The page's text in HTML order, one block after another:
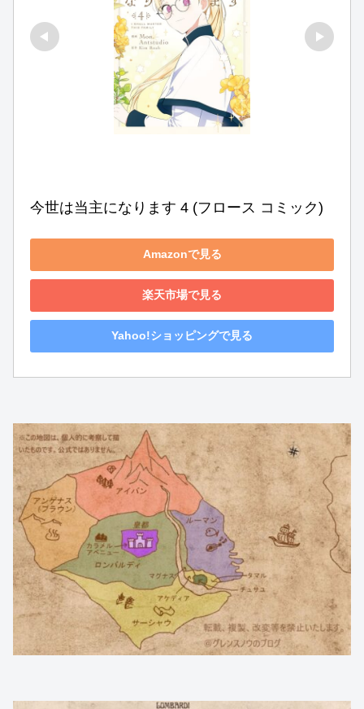
今世は当主になります 4 (フロース コミック)
Amazonで見る
楽天市場で見る
Yahoo!ショッピングで見る